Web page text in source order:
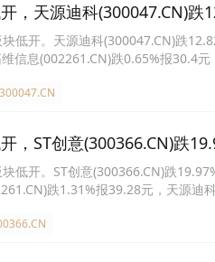
，天源迪科(300047.CN)跌
低开。天源迪科(300047.CN)跌
信息(002261.CN)跌0.65%报30.4
，ST创意(300366.CN)跌
低开。ST创意(300366.CN)跌
跌1.31%报39.28元，天源迪